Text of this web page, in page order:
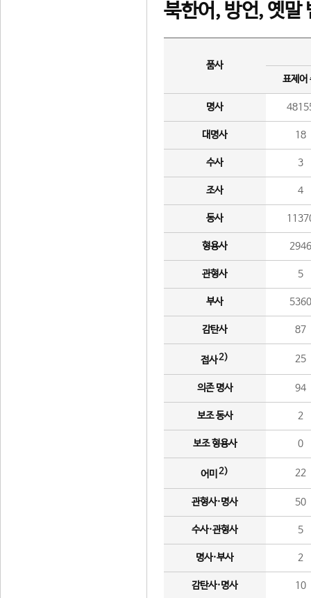
북한어, 방언, 옛말
품사
표제어
명사
대명사 18
수사 3
조사 4
동사
형용사 2946
관형사 5
부사 5360
감탄사 87
접사2) 25
의존 명사 94
보조 동사 2
보조 형용사 0
어미 2) 22
관형사·명사 50
수사·관형사 5
명사·부사 2
감탄사·명사 10